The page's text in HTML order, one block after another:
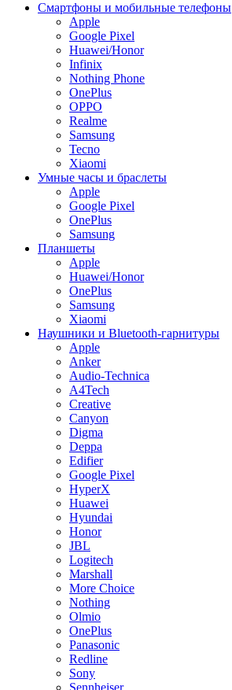
Смартфоны и мобильные телефоны
Apple
Google Pixel
Huawei/Honor
Infinix
Nothing Phone
OnePlus
OPPO
Realme
Samsung
Tecno
Xiaomi
Умные часы и браслеты
Apple
Google Pixel
OnePlus
Samsung
Планшеты
Apple
Huawei/Honor
OnePlus
Samsung
Xiaomi
Наушники и Bluetooth-гарнитуры
Apple
Anker
Audio-Technica
A4Tech
Creative
Canyon
Digma
Deppa
Edifier
Google Pixel
HyperX
Huawei
Hyundai
Honor
JBL
Logitech
Marshall
More Choice
Nothing
Olmio
OnePlus
Panasonic
Redline
Sony